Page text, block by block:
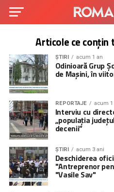
Articole ce
ȘTIRI acum 1 an
Odinioară Grup
de Mașini, în
REPORTAJE acum 1
Interviu cu
„populația
decenii”
ȘTIRI acum 3 ani
Deschiderea
"Antreprenor
"Vasile Sav"